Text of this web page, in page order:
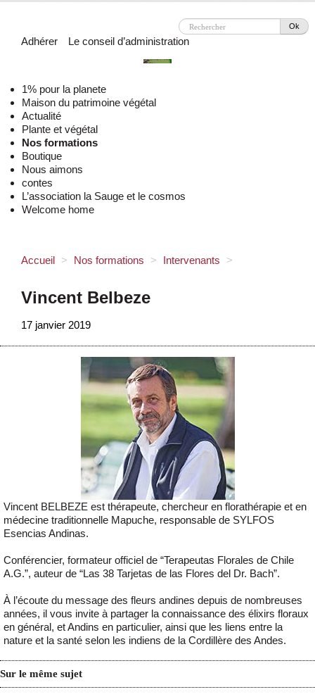
Ok
Adhérer Le conseil d’administration
1% pour la planete
Maison du patrimoine végétal
Actualité
Plante et végétal
Nos formations
Boutique
Nous aimons
contes
L’association la Sauge et le cosmos
Welcome home
Accueil > Nos formations > Intervenants >
Vincent Belbeze
17 janvier 2019
Vincent BELBEZE est thérapeute, chercheur en florathérapie et en
médecine traditionnelle Mapuche, responsable de SYLFOS
Esencias Andinas.
Conférencier, formateur officiel de “Terapeutas Florales de Chile
A.G.”, auteur de “Las 38 Tarjetas de las Flores del Dr. Bach”.
À l’écoute du message des fleurs andines depuis de nombreuses
années, il vous invite à partager la connaissance des élixirs floraux
en général, et Andins en particulier, ainsi que les liens entre la
nature et la santé selon les indiens de la Cordillère des Andes.
Sur le même sujet